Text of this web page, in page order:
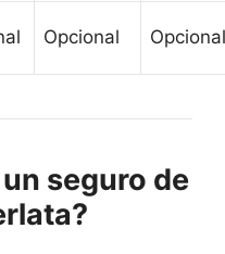
Opcional Opcional
seguro de